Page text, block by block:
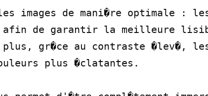
images de mani�re optimale :
afin de garantir la meilleure
gr�ce au contraste �lev�,
plus �clatantes.